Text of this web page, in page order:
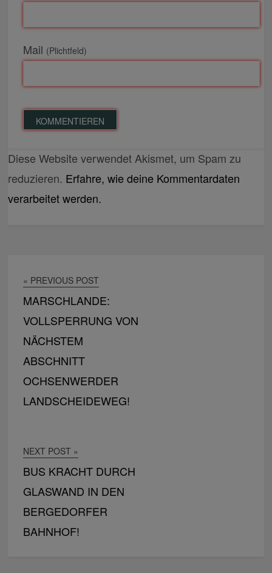
Mail (Plichtfeld)
Diese Website verwendet Akismet, um Spam zu
reduzieren. Erfahre, wie deine Kommentardaten
verarbeitet werden.
« PREVIOUS POST
MARSCHLANDE:
VOLLSPERRUNG VON
NÄCHSTEM
ABSCHNITT
OCHSENWERDER
LANDSCHEIDEWEG!
NEXT POST »
BUS KRACHT DURCH
GLASWAND IN DEN
BERGEDORFER
BAHNHOF!